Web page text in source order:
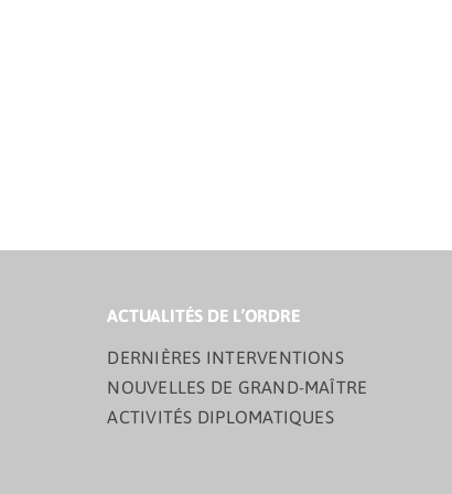
ACTUALITÉS DE L’ORDRE
DERNIÈRES INTERVENTIONS
NOUVELLES DE GRAND-MAÎTRE
ACTIVITÉS DIPLOMATIQUES